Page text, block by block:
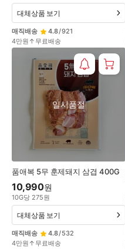
매직배송 4.8/921
4만원↑무료배송
대체상품 보기
품애복 5무 훈제돼지 삼겹 400G
일시품절
10,990원
10G당 275원
매직배송 4.8/532
4만원↑무료배송
대체상품 보기